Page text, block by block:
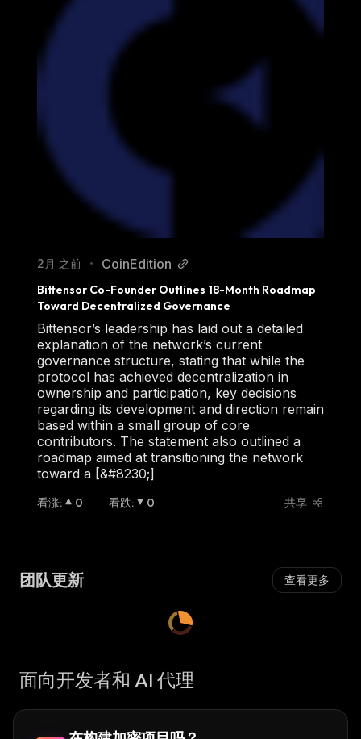
2月 之前 • CoinEdition
Bittensor Co-Founder Outlines 18-Month Roadmap
Toward Decentralized Governance
Bittensor’s leadership has laid out a detailed
explanation of the network’s current
governance structure, stating that while the
protocol has achieved decentralization in
ownership and participation, key decisions
regarding its development and direction remain
based within a small group of core
contributors. The statement also outlined a
roadmap aimed at transitioning the network
toward a [&#8230;]
看涨: 0 看跌: 0 共享
团队更新 查看更多
面向开发者和 AI 代理